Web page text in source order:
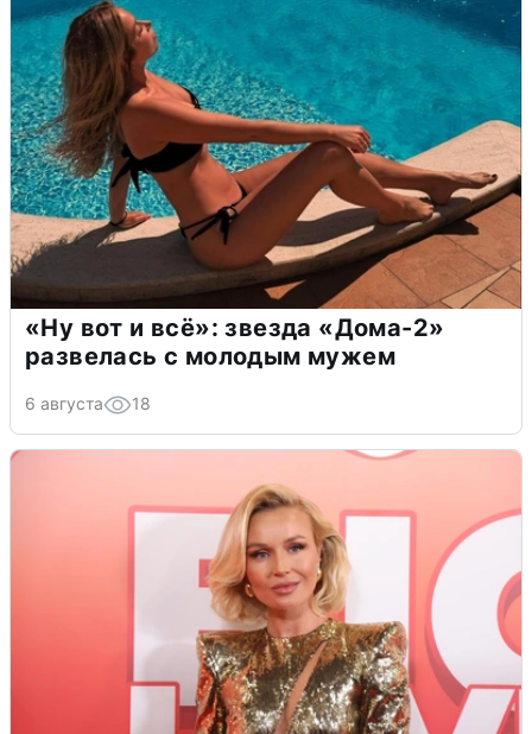
«Ну вот и всё»: звезда «Дома-2»
развелась с молодым мужем
6 августа 18